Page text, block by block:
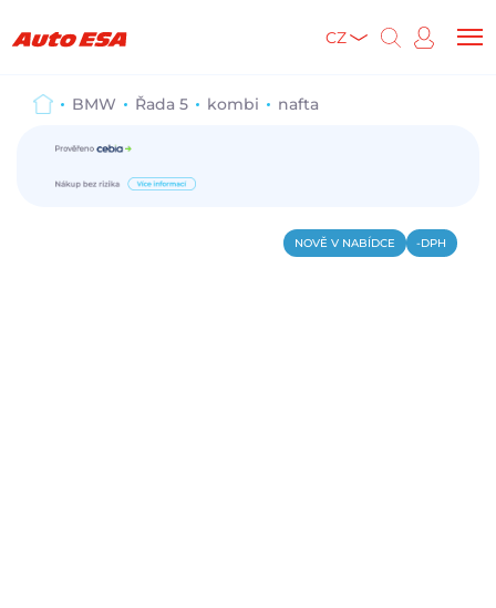
CZ
BMW Řada 5 kombi nafta
NOVĚ V NABÍDCE -DPH